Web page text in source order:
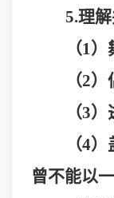
5.理解
（1）
（2）
（3）
（4）
曾不能以一